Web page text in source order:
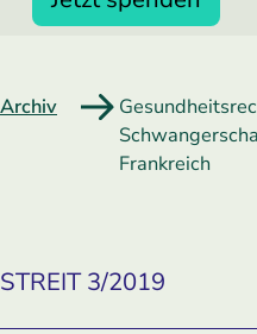
Archiv
Frankreich
STREIT 3/2019